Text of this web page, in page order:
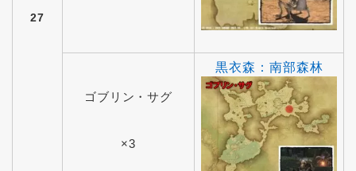
27
ゴブリン・サグ
×3
黒衣森：南部森林